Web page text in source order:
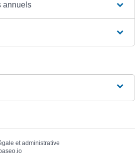
annuels
et administrative